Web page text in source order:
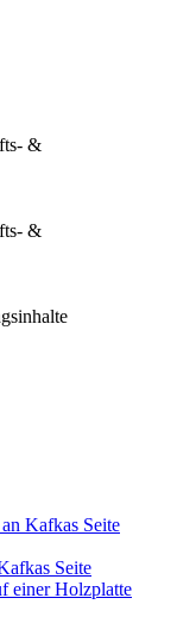
&
&
Seite